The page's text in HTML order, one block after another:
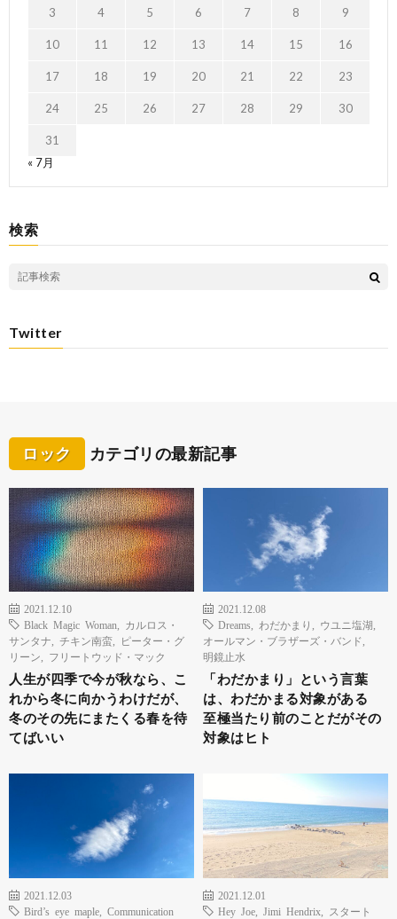
3 4 5 6 7 8 9
10 11 12 13 14 15 16
17 18 19 20 21 22 23
24 25 26 27 28 29 30
31
« 7月
検索
Twitter
ロック カテゴリの最新記事
2021.12.10
Black Magic Woman
カルロス・
サンタナ
チキン南蛮
ピーター・グ
リーン
フリートウッド・マック
人生が四季で今が秋なら、こ
れから冬に向かうわけだが、
冬のその先にまたくる春を待
てばいい
2021.12.08
Dreams
わだかまり ウユニ塩湖
オールマン・ブラザーズ・バンド
明鏡止水
「わだかまり」という言葉
は、わだかまる対象がある
至極当たり前のことだがその
対象はヒト
2021.12.03
Bird’s eye maple
Communication
2021.12.01
Hey Joe
Jimi Hendrix
スタート